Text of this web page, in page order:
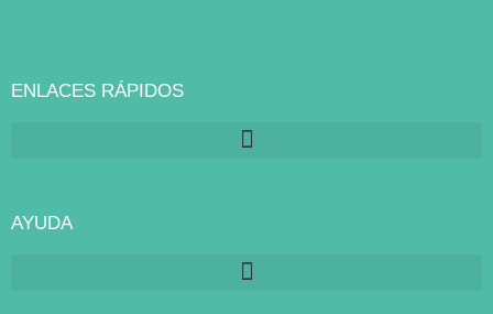
ENLACES RÁPIDOS
AYUDA